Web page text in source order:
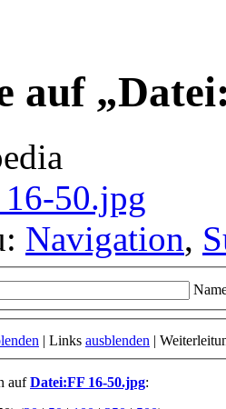
auf
50.jpg
Navigation,
| Links ausblenden |
aufDatei:FF 16-50.jpg: